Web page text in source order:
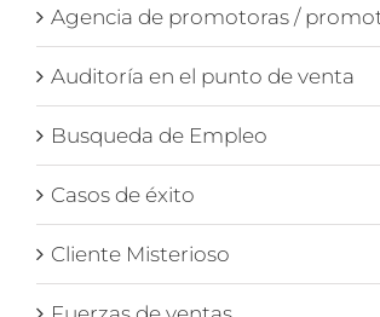
Agencia de promotoras /
Auditoría en el punto de venta
Busqueda de Empleo
Casos de éxito
Cliente Misterioso